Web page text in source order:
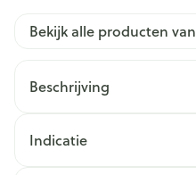
Bekijk alle producten
Beschrijving
Indicatie